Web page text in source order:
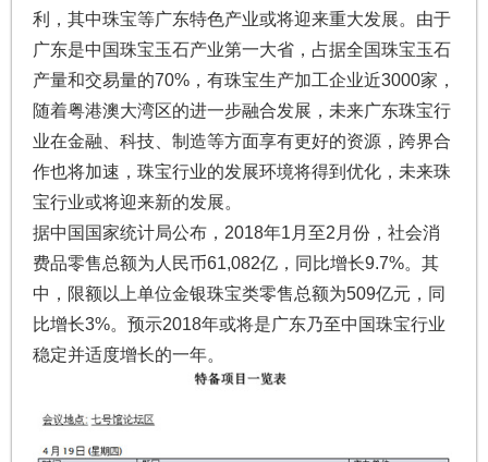
利，其中珠宝等广东特色产业或将迎来重大发展。由于
广东是中国珠宝玉石产业第一大省，占据全国珠宝玉石
产量和交易量的70%，有珠宝生产加工企业近3000家，
随着粤港澳大湾区的进一步融合发展，未来广东珠宝行
业在金融、科技、制造等方面享有更好的资源，跨界合
作也将加速，珠宝行业的发展环境将得到优化，未来珠
宝行业或将迎来新的发展。
据中国国家统计局公布，2018年1月至2月份，社会消
费品零售总额为人民币61,082亿，同比增长9.7%。其
中，限额以上单位金银珠宝类零售总额为509亿元，同
比增长3%。预示2018年或将是广东乃至中国珠宝行业
稳定并适度增长的一年。